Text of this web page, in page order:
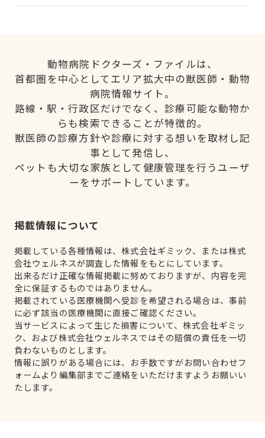
動物病院ドクターズ・ファイルは、
首都圏を中心としてエリア拡大中の獣医師・動物
病院情報サイト。
路線・駅・行政区だけでなく、診療可能な動物か
らも検索できることが特徴的。
獣医師の診療方針や診療に対する想いを取材し記
事として発信し、
ペットも大切な家族として健康管理を行うユーザ
ーをサポートしています。
掲載情報について
掲載している各種情報は、株式会社ギミック、または株式
会社ウェルネスが調査した情報をもとにしています。
出来るだけ正確な情報掲載に努めておりますが、内容を完
全に保証するものではありません。
掲載されている医療機関へ受診を希望される場合は、事前
に必ず該当の医療機関に直接ご確認ください。
当サービスによって生じた損害について、株式会社ギミッ
ク、および株式会社ウェルネスではその賠償の責任を一切
負わないものとします。
情報に誤りがある場合には、お手数ですがお問い合わせフ
ォームより編集部までご連絡をいただけますようお願いい
たします。